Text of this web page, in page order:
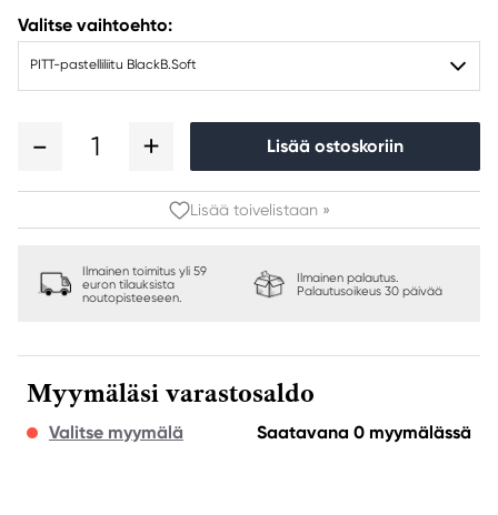
Valitse vaihtoehto:
PITT-pastelliliitu BlackB.Soft
1 Lisää ostoskoriin
Lisää toivelistaan »
Ilmainen toimitus yli 59
euron tilauksista
noutopisteeseen.
Ilmainen palautus.
Palautusoikeus 30 päivää
Myymäläsi varastosaldo
Valitse myymälä Saatavana 0 myymälässä